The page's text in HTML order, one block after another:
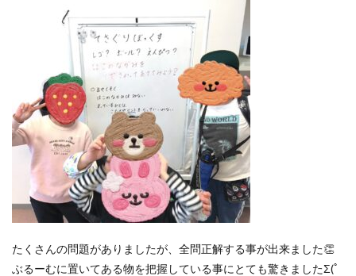
たくさんの問題がありましたが、全問正解する事が出来ました👏
ぶるーむに置いてある物を把握している事にとても驚きましたΣ(ﾟ